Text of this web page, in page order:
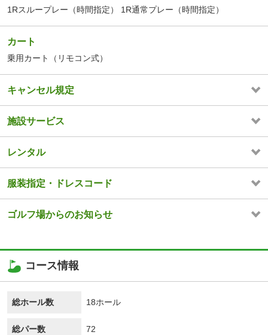
1Rスループレー（時間指定） 1R通常プレー（時間指定）
カート
乗用カート（リモコン式）
キャンセル規定
施設サービス
レンタル
服装指定・ドレスコード
ゴルフ場からのお知らせ
コース情報
総ホール数 18ホール
総パー数 72